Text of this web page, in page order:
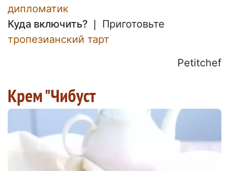
дипломатик
Куда включить? ❘ Приготовьте
тропезианский тарт
Petitchef
Крем "Чибуст